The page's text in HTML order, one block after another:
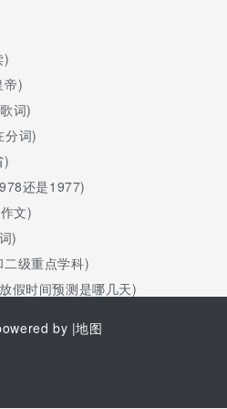
)
帝)
词)
分词)
)
还是1977)
文)
)
级重点学科)
假时间预测是哪几天)
by |地图